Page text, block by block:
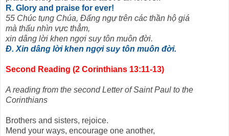
R. Glory and praise for ever!
55 Chúc tụng Chúa, Đấng ngự trên các thần hộ giá
mà thấu nhìn vực thẳm,
xin dâng lời khen ngợi suy tôn muôn đời.
Đ. Xin dâng lời khen ngợi suy tôn muôn đời.
Second Reading (2 Corinthians 13:11-13)
A reading from the second Letter of Saint Paul to the
Corinthians
Brothers and sisters, rejoice.
Mend your ways, encourage one another,